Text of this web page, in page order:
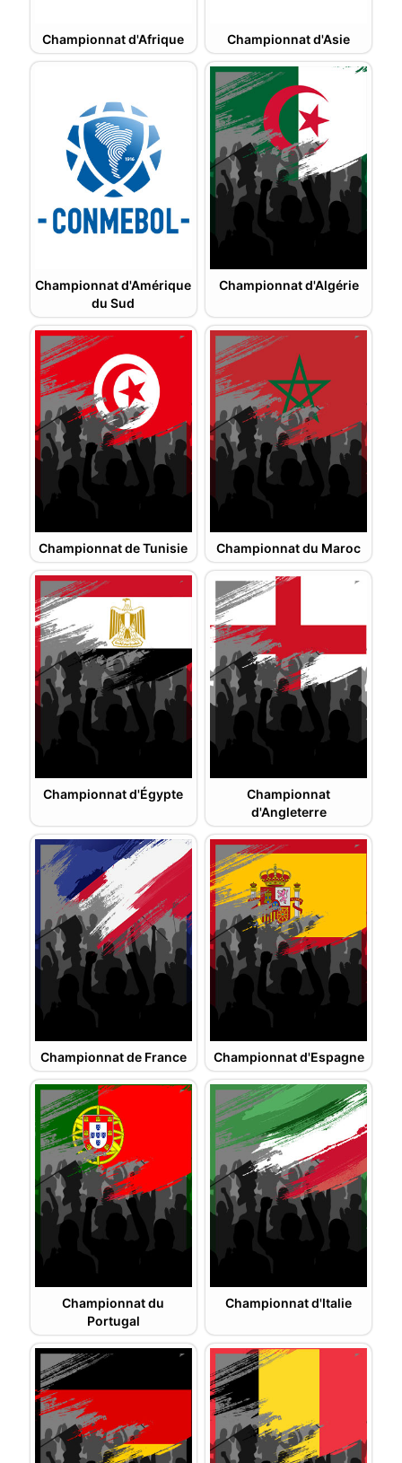
Championnat d'Afrique Championnat d'Asie
Championnat d'Amérique
du Sud
Championnat d'Algérie
Championnat de Tunisie Championnat du Maroc
Championnat d'Égypte
Championnat
d'Angleterre
Championnat de France Championnat d'Espagne
Championnat du
Portugal
Championnat d'Italie